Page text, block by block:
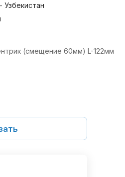
Узбекистан
(смещение 60мм) L-122мм